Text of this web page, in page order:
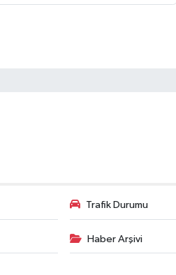
Trafik Durumu
Haber Arşivi